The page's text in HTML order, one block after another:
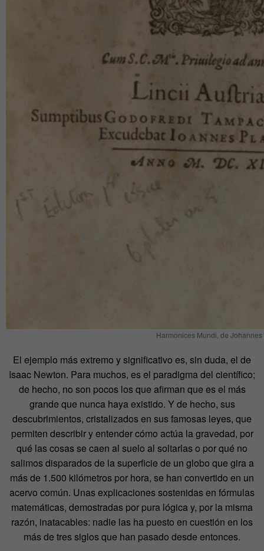
Harmonices Mundi, de
El ejemplo más extremo y significativo es, sin duda, el de
Isaac Newton. Para muchos, es el paradigma del científico;
de hecho, no son pocos los que afirman que es el más
grande que nunca haya existido. Y de hecho, sus
descubrimientos, cristalizados en sus famosas leyes, que
permiten describir y entender cómo actúa la gravedad, por
qué las cosas se caen al suelo al soltarlas o por qué no
salimos disparados de la superficie de un globo que gira a
más de 1.500 kilómetros por hora, se han convertido en un
acervo común. Unas explicaciones sostenidas en fórmulas
matemáticas, demostradas por pura lógica y, por la misma
razón, inatacables: nadie las ha puesto en cuestión en los
más de tres siglos que han pasado desde entonces.